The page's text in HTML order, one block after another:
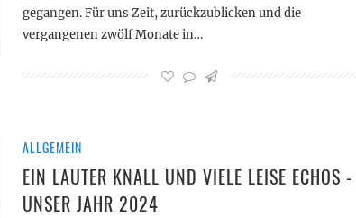
gegangen. Für uns Zeit, zurückzublicken und die
vergangenen zwölf Monate in…
ALLGEMEIN
EIN LAUTER KNALL UND VIELE LEISE ECHOS -
UNSER JAHR 2024